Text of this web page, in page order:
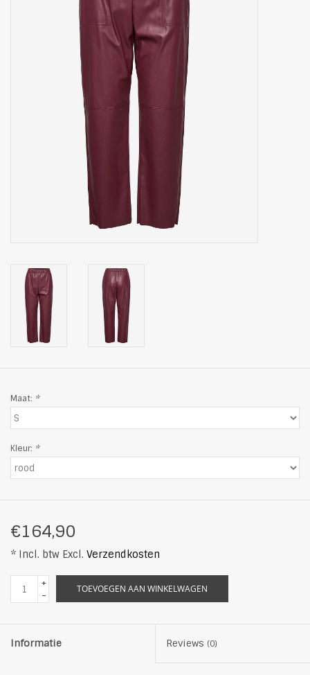
Maat: *
Kleur: *
€164,90
* Incl. btw Excl. Verzendkosten
+
-
TOEVOEGEN AAN WINKELWAGEN
Informatie Reviews (0)